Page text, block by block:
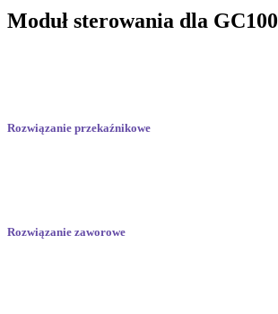
Moduł sterowania dla GC100
Rozwiązanie przekaźnikowe
Rozwiązanie zaworowe